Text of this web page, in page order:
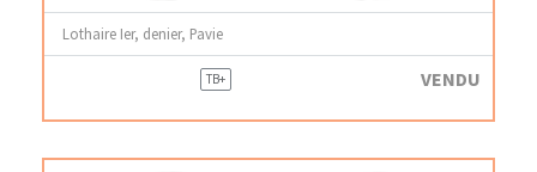
Lothaire Ier, denier, Pavie
TB+ VENDU